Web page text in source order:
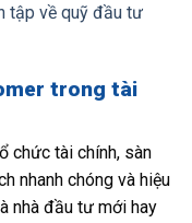
tập về quỹ đầu tư
trong tài
chức tài chính, sàn
nhanh chóng và hiệu
nhà đầu tư mới hay